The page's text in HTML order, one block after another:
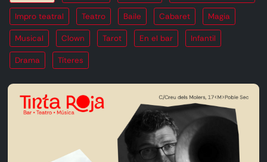
Impro teatral Teatro Baile Cabaret Magia
Musical Clown Tarot En el bar Infantil
Drama Títeres